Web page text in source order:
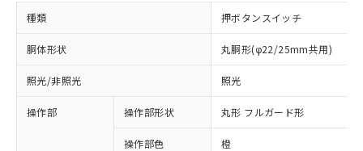
種類 押ボタンスイッチ
胴体形状 丸胴形(φ22/25mm共用)
照光/非照光 照光
操作部 操作部形状 丸形 フルガード形
操作部色 橙